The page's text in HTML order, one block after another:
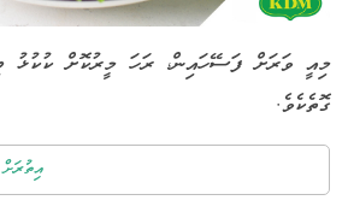
މިއީ ވަރަށް ފަސޭހައިން، ރަހަ މީރުކޮށް ކުކުޅު
ގޮތެކެވެ.